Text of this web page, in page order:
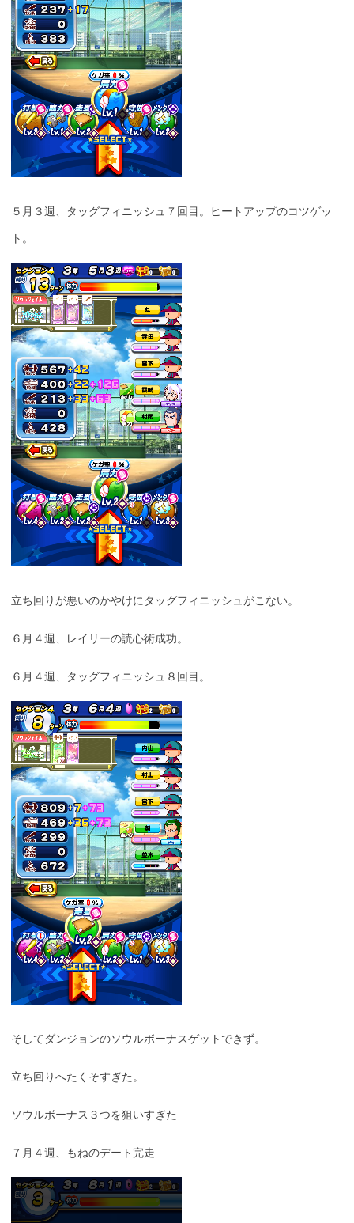
５月３週、タッグフィニッシュ７回目。ヒートアップのコツゲッ
ト。
立ち回りが悪いのかやけにタッグフィニッシュがこない。
６月４週、レイリーの読心術成功。
６月４週、タッグフィニッシュ８回目。
そしてダンジョンのソウルボーナスゲットできず。
立ち回りへたくそすぎた。
ソウルボーナス３つを狙いすぎた
７月４週、もねのデート完走